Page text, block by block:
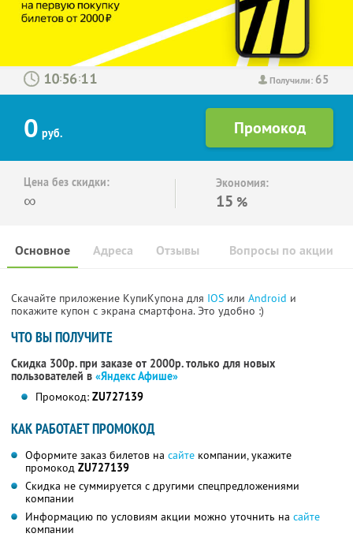
Получили: 65
: :
0 руб.
Цена без скидки:
∞
Экономия:
15 %
Основное Отзывы Вопросы по акции
Адреса
Скачайте приложение КупиКупона для IOS или Android и
покажите купон с экрана смартфона. Это удобно :)
ЧТО ВЫ ПОЛУЧИТЕ
Скидка 300р. при заказе от 2000р. только для новых
пользователей в «Яндекс Афише»
Промокод: ZU727139
КАК РАБОТАЕТ ПРОМОКОД
Оформите заказ билетов на сайте компании, укажите
промокод ZU727139
Скидка не суммируется с другими спецпредложениями
компании
Информацию по условиям акции можно уточнить на сайте
компании